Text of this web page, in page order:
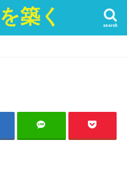
築く search